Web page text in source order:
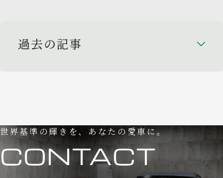
過去の記事
世界基準の輝きを、あなたの愛車に。
CONTACT